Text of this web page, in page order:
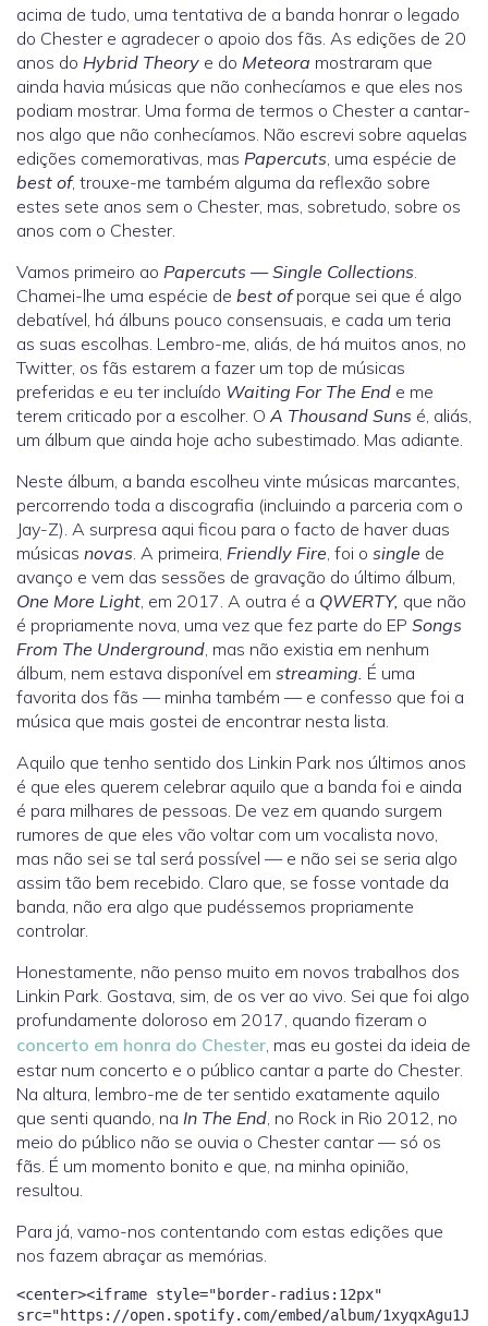
acima de tudo, uma tentativa de a banda honrar o legado
do Chester e agradecer o apoio dos fãs. As edições de 20
anos do Hybrid Theory e do Meteora mostraram que
ainda havia músicas que não conhecíamos e que eles nos
podiam mostrar. Uma forma de termos o Chester a cantar-
nos algo que não conhecíamos. Não escrevi sobre aquelas
edições comemorativas, mas Papercuts, uma espécie de
best of, trouxe-me também alguma da reflexão sobre
estes sete anos sem o Chester, mas, sobretudo, sobre os
anos com o Chester.
Vamos primeiro ao Papercuts — Single Collections.
Chamei-lhe uma espécie de best ofporque sei que é algo
debatível, há álbuns pouco consensuais, e cada um teria
as suas escolhas. Lembro-me, aliás, de há muitos anos, no
Twitter, os fãs estarem a fazer um top de músicas
preferidas e eu ter incluído Waiting For The End e me
terem criticado por a escolher. O A Thousand Suns é, aliás,
um álbum que ainda hoje acho subestimado. Mas adiante.
Neste álbum, a banda escolheu vinte músicas marcantes,
percorrendo toda a discografia (incluindo a parceria com o
Jay-Z). A surpresa aqui ficou para o facto de haver duas
músicas novas. A primeira, Friendly Fire, foi o single de
avanço e vem das sessões de gravação do último álbum,
One More Light, em 2017. A outra é a QWERTY, que não
é propriamente nova, uma vez que fez parte do EP Songs
From The Underground, mas não existia em nenhum
álbum, nem estava disponível em streaming. É uma
favorita dos fãs — minha também — e confesso que foi a
música que mais gostei de encontrar nesta lista.
Aquilo que tenho sentido dos Linkin Park nos últimos anos
é que eles querem celebrar aquilo que a banda foi e ainda
é para milhares de pessoas. De vez em quando surgem
rumores de que eles vão voltar com um vocalista novo,
mas não sei se tal será possível — e não sei se seria algo
assim tão bem recebido. Claro que, se fosse vontade da
banda, não era algo que pudéssemos propriamente
controlar.
Honestamente, não penso muito em novos trabalhos dos
Linkin Park. Gostava, sim, de os ver ao vivo. Sei que foi algo
profundamente doloroso em 2017, quando fizeram o
concerto em honra do Chester, mas eu gostei da ideia de
estar num concerto e o público cantar a parte do Chester.
Na altura, lembro-me de ter sentido exatamente aquilo
que senti quando, na In The End, no Rock in Rio 2012, no
meio do público não se ouvia o Chester cantar — só os
fãs. É um momento bonito e que, na minha opinião,
resultou.
Para já, vamo-nos contentando com estas edições que
nos fazem abraçar as memórias.
<center><iframe style="border-radius:12px"
src="https://open.spotify.com/embed/album/1xyqxAgu1J